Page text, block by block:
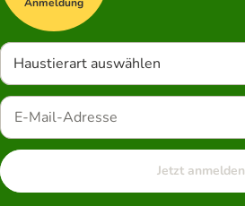
Haustierart auswählen
Jetzt anmelden